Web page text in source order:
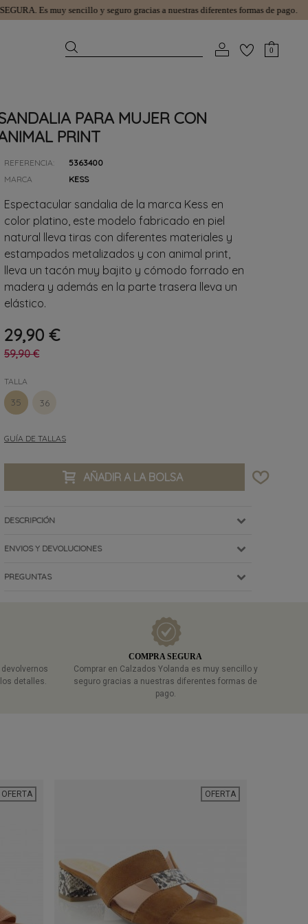
Es muy sencillo y seguro gracias a nuestras diferentes formas de pago.
0
PARA MUJER CON
PRINT
REFERENCIA:
5363400
MARCA
KESS
Espectacular sandalia de la marca Kess en
color platino, este modelo fabricado en piel
natural lleva tiras con diferentes materiales y
estampados metalizados y con animal print,
lleva un tacón muy bajito y cómodo forrado en
madera y además en la parte trasera lleva un
elástico.
29,90 €
59,90 €
TALLA
35 36
GUÍA DE TALLAS
AÑADIR A LA BOLSA
DESCRIPCIÓN
ENVIOS Y DEVOLUCIONES
PREGUNTAS
detalles.
COMPRA SEGURA
Comprar en Calzados Yolanda es muy sencillo y
seguro gracias a nuestras diferentes formas de
pago.
OFERTA OFERTA